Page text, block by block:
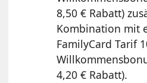
8,50 € Rabatt)
Kombination mit
FamilyCard Tarif
4,20 € Rabatt).